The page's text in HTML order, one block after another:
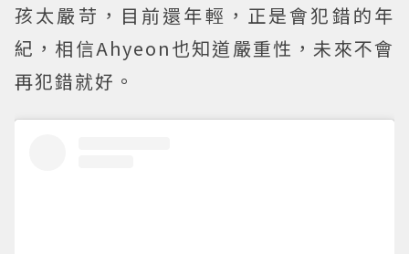
孩太嚴苛，目前還年輕，正是會犯錯的年
紀，相信Ahyeon也知道嚴重性，未來不會
再犯錯就好。